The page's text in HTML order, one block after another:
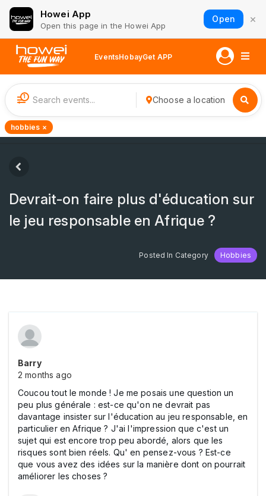
Howei App
Open this page in the Howei App
Open ×
EventsHobayGet APP
1 Choose a location
hobbies ×
Devrait-on faire plus d'éducation sur
le jeu responsable en Afrique ?
Posted In Category Hobbies
Barry
2 months ago
Coucou tout le monde ! Je me posais une question un
peu plus générale : est-ce qu'on ne devrait pas
davantage insister sur l'éducation au jeu responsable, en
particulier en Afrique ? J'ai l'impression que c'est un
sujet qui est encore trop peu abordé, alors que les
risques sont bien réels. Qu' en pensez-vous ? Est-ce
que vous avez des idées sur la manière dont on pourrait
améliorer les choses ?